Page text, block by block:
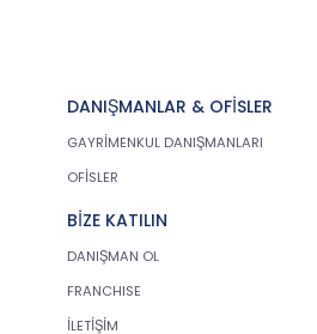
DANIŞMANLAR & OFİSLER
GAYRİMENKUL DANIŞMANLARI
OFİSLER
BİZE KATILIN
DANIŞMAN OL
FRANCHISE
İLETİŞİM